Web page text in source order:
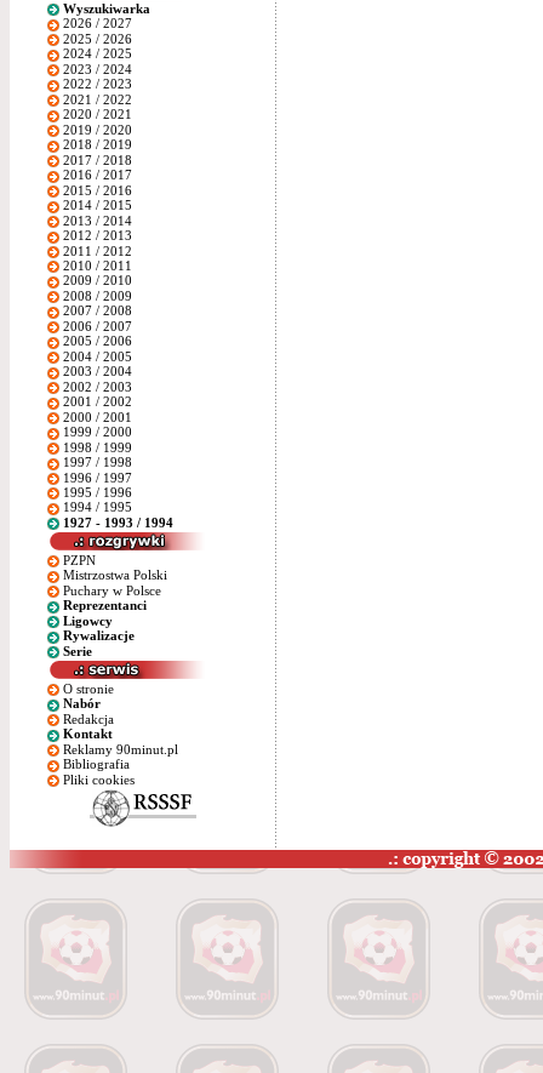
Wyszukiwarka
2026 / 2027
2025 / 2026
2024 / 2025
2023 / 2024
2022 / 2023
2021 / 2022
2020 / 2021
2019 / 2020
2018 / 2019
2017 / 2018
2016 / 2017
2015 / 2016
2014 / 2015
2013 / 2014
2012 / 2013
2011 / 2012
2010 / 2011
2009 / 2010
2008 / 2009
2007 / 2008
2006 / 2007
2005 / 2006
2004 / 2005
2003 / 2004
2002 / 2003
2001 / 2002
2000 / 2001
1999 / 2000
1998 / 1999
1997 / 1998
1996 / 1997
1995 / 1996
1994 / 1995
1927 - 1993 / 1994
PZPN
Mistrzostwa Polski
Puchary w Polsce
Reprezentanci
Ligowcy
Rywalizacje
Serie
O stronie
Nabór
Redakcja
Kontakt
Reklamy 90minut.pl
Bibliografia
Pliki cookies